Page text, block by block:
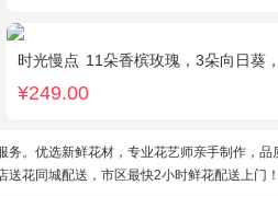
时光慢点 11朵香槟玫瑰，3朵向日葵，1个蓝色绣
¥249.00
。优选新鲜花材，专业花艺师亲手制作，品
花同城配送，市区最快2小时鲜花配送上门！